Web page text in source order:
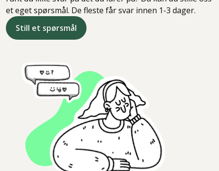
et eget spørsmål. De fleste får svar innen 1-3 dager.
Still et spørsmål